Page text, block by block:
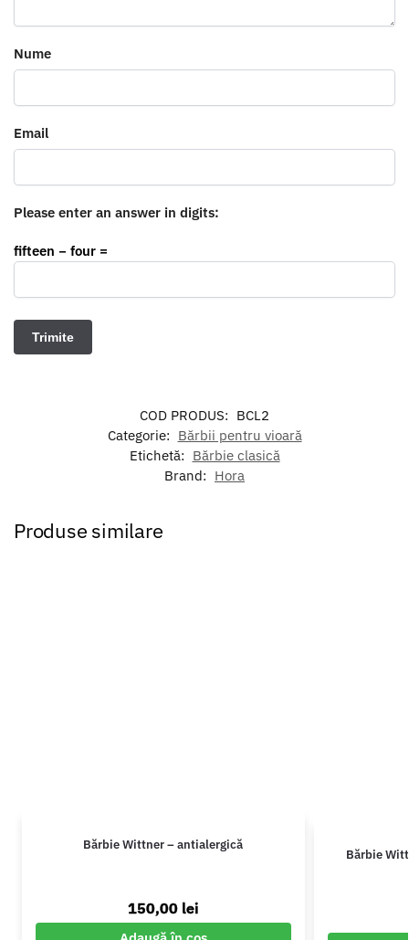
Nume
Email
Please enter an answer in digits:
fifteen − four =
COD PRODUS: BCL2
Categorie: Bărbii pentru vioară
Etichetă: Bărbie clasică
Brand: Hora
Produse similare
Bărbie Wittner – antialergică
150,00 lei
Bărbie